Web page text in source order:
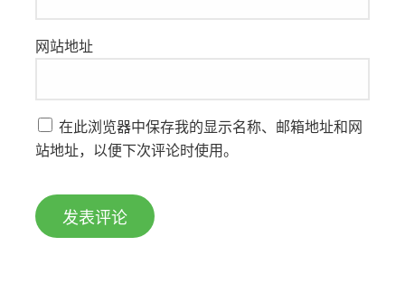
网站地址
在此浏览器中保存我的显示名称、邮箱地址和网
站地址，以便下次评论时使用。